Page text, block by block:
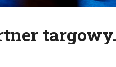
targowy.